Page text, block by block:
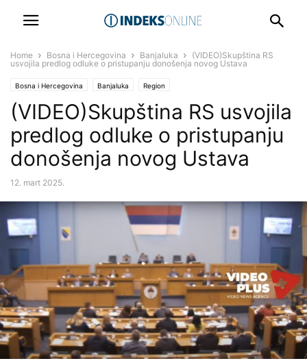
Home Bosna i Hercegovina Banjaluka
(VIDEO)Skupština RS
usvojila predlog odluke o pristupanju donošenja novog Ustava
Bosna i Hercegovina Banjaluka Region
(VIDEO)Skupština RS usvojila
predlog odluke o pristupanju
donošenja novog Ustava
12. mart 2025.